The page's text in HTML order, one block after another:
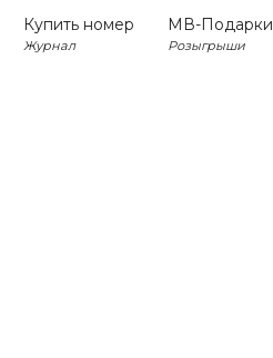
Купить номер
Журнал
МВ-Подарки
Розыгрыши